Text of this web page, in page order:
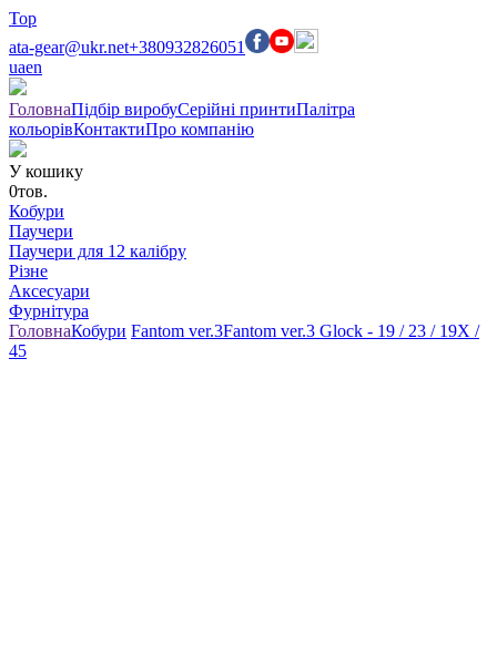
Top
ata-gear@ukr.net+380932826051
uaen
ГоловнаПідбір виробуСерійні принтиПалітра
кольорівКонтактиПро компанію
У кошику
0тов.
Кобури
Паучери
Паучери для 12 калібру
Різне
Аксесуари
Фурнітура
ГоловнаКобури Fantom ver.3Fantom ver.3 Glock - 19 / 23 / 19X /
45